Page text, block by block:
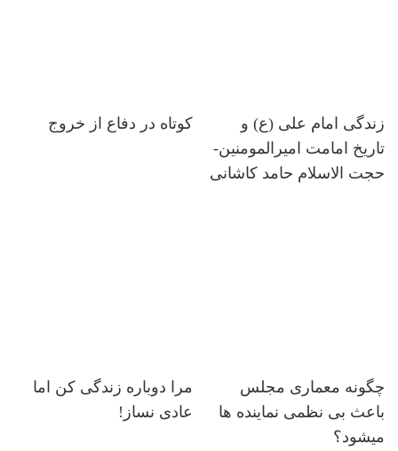
زندگی امام علی (ع) و
تاریخ امامت امیرالمومنین-
حجت الاسلام حامد کاشانی
کوتاه در دفاع از خروج
چگونه معماری مجلس
باعث بی نظمی نماینده ها
میشود؟
مرا دوباره زندگی کن اما
عادی نساز!